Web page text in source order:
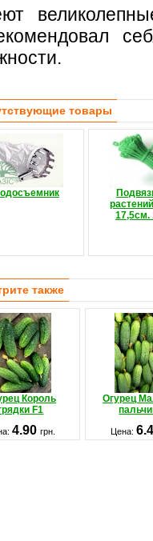
товары
17,5см.
также
Король
F1
Огурец
4.90 грн. Цена: